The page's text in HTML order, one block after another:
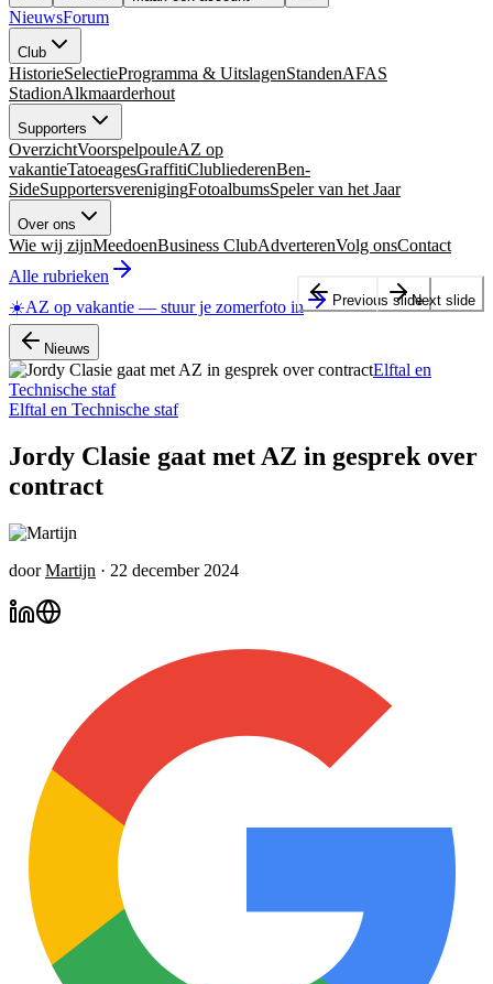
NieuwsForum
Club
HistorieSelectieProgramma & UitslagenStandenAFAS
StadionAlkmaarderhout
Supporters
OverzichtVoorspelpouleAZ op
vakantieTatoeagesGraffitiClubliederenBen-
SideSupportersverenigingFotoalbumsSpeler van het Jaar
Over ons
Wie wij zijnMeedoenBusiness ClubAdverterenVolg onsContact
Alle rubrieken
☀️AZ op vakantie — stuur je zomerfoto in
Nieuws
Elftal en
Technische staf
Elftal en Technische staf
Jordy Clasie gaat met AZ in gesprek over
contract
door Martijn · 22 december 2024
Previous slideNext slide